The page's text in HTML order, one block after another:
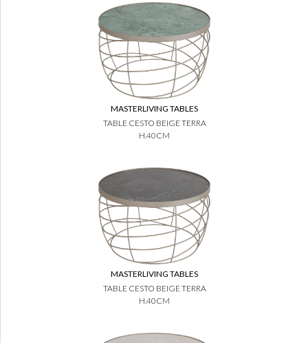
MASTERLIVING TABLES
TABLE CESTO BEIGE TERRA
H.40CM
MASTERLIVING TABLES
TABLE CESTO BEIGE TERRA
H.40CM